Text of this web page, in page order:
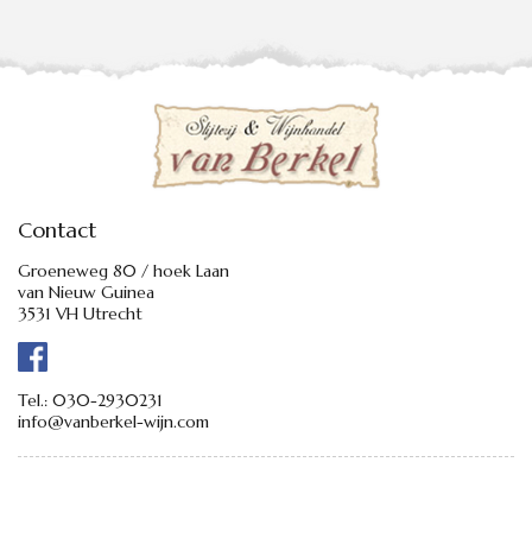
Contact
Groeneweg 80 / hoek Laan
van Nieuw Guinea
3531 VH Utrecht
Tel.: 030-2930231
info@vanberkel-wijn.com